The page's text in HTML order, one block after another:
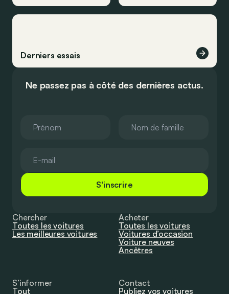
Derniers essais
Ne passez pas à côté des dernières actus.
S'inscrire
Chercher
Toutes les voitures
Les meilleures voitures
Acheter
Toutes les voitures
Voitures d’occasion
Voiture neuves
Ancêtres
S’informer
Tout
Contact
Publiez vos voitures